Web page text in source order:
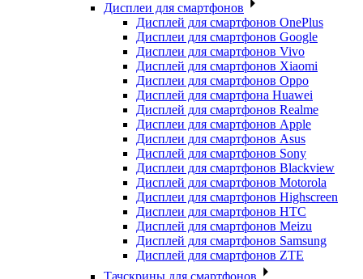
Дисплеи для смартфонов
Дисплей для смартфонов OnePlus
Дисплеи для смартфонов Google
Дисплеи для смартфонов Vivo
Дисплей для смартфонов Xiaomi
Дисплеи для смартфонов Oppo
Дисплей для смартфона Huawei
Дисплей для смартфонов Realme
Дисплеи для смартфонов Apple
Дисплеи для смартфонов Asus
Дисплей для смартфонов Sony
Дисплеи для смартфонов Blackview
Дисплей для смартфонов Motorola
Дисплеи для смартфонов Highscreen
Дисплеи для смартфонов HTC
Дисплей для смартфонов Meizu
Дисплей для смартфонов Samsung
Дисплей для смартфонов ZTE
Тачскрины для смартфонов